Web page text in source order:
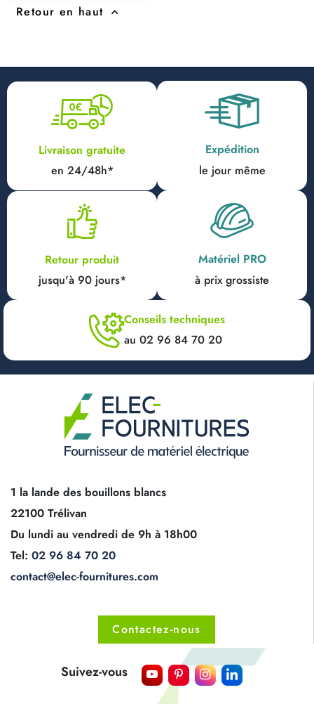
contact@elec-fournitures.com
et livrable sous 24/48h. ⬇️
Retour en haut 
Livraison gratuite
en 24/48h*
Expédition
le jour même
Retour produit
jusqu'à 90 jours*
Matériel PRO
à prix grossiste
Conseils techniques
au 02 96 84 70 20
1 la lande des bouillons blancs
22100 Trélivan
Du lundi au vendredi de 9h à 18h00
Tel: 02 96 84 70 20
contact@elec-fournitures.com
Contactez-nous
Suivez-vous